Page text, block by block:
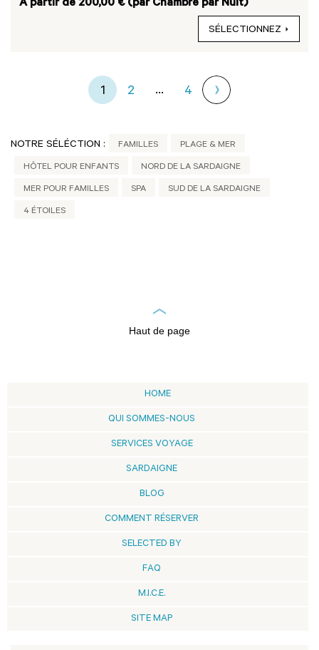
À partir de 200,00 € (par Chambre par Nuit)
SÉLECTIONNEZ
1 2 ... 4
NOTRE SÉLÉCTION : FAMILLES PLAGE & MER
HÔTEL POUR ENFANTS NORD DE LA SARDAIGNE
MER POUR FAMILLES SPA SUD DE LA SARDAIGNE
4 ÉTOILES
Haut de page
HOME
QUI SOMMES-NOUS
SERVICES VOYAGE
SARDAIGNE
BLOG
COMMENT RÉSERVER
SELECTED BY
FAQ
M.I.C.E.
SITE MAP